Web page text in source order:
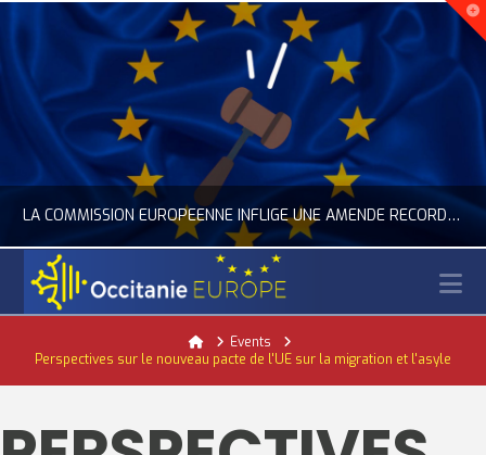
LA COMMISSION EUROPÉENNE INFLIGE UNE AMENDE RECORD À GOOGLE
ACTUALITÉ DE L'UNION EUROPÉENNE, ACTUALITÉ DE LA REPRÉSENTATION D’OCCITANIE EUROPE, NUMÉRIQUE- DIGITAL
HomeEvents
Perspectives sur le nouveau pacte de l'UE sur la migration et l'asyle